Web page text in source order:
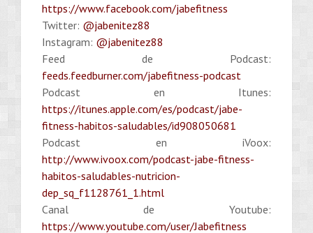
https://www.facebook.com/jabefitness
Twitter: @jabenitez88
Instagram: @jabenitez88
Feed de Podcast:
feeds.feedburner.com/jabefitness-podcast
Podcast en Itunes:
https://itunes.apple.com/es/podcast/jabe-
fitness-habitos-saludables/id908050681
Podcast en iVoox:
http://www.ivoox.com/podcast-jabe-fitness-
habitos-saludables-nutricion-
dep_sq_f1128761_1.html
Canal de Youtube:
https://www.youtube.com/user/Jabefitness